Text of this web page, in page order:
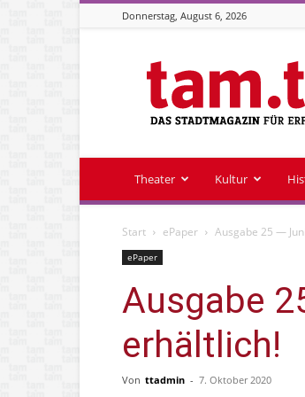
Donnerstag, August 6, 2026
Theater Kultur
Start ePaper Ausgabe 25 —
ePaper
Ausgabe
erhältlich!
Von ttadmin - 7. Oktober 2020